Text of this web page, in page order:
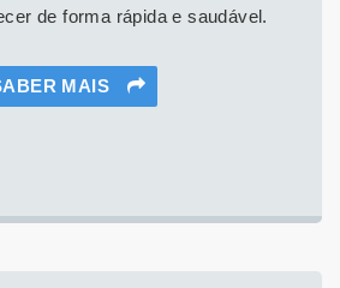
de forma rápida e saudável.
MAIS